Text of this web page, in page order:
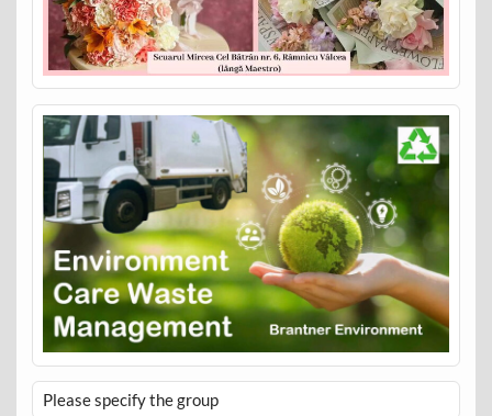
Please specify the group